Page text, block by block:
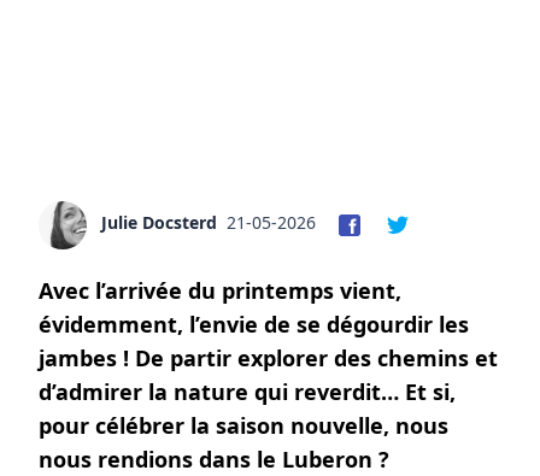
Julie Docsterd 21-05-2026
Avec l’arrivée du printemps vient,
évidemment, l’envie de se dégourdir les
jambes ! De partir explorer des chemins et
d’admirer la nature qui reverdit… Et si,
pour célébrer la saison nouvelle, nous
nous rendions dans le Luberon ?